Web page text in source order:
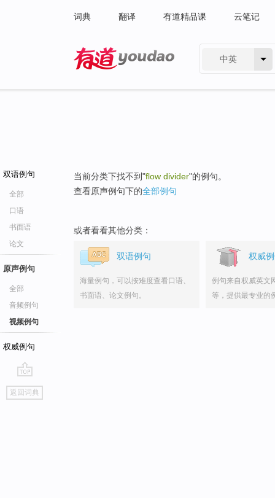
词典 翻译 有道精品课 云笔记
中英
双语例句
全部
口语
书面语
论文
原声例句
全部
音频例句
视频例句
权威例句
go
top
返回词典
当前分类下找不到"flow divider"的例句。
查看原声例句下的全部例句
或者看看其他分类：
双语例句
海量例句，可以按难度查看口语、
书面语、论文例句。
权威
例句来自权威英文
等，提供最专业的